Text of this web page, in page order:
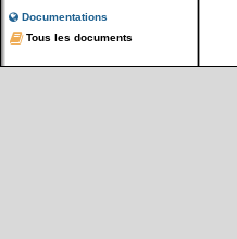
Documentations
Tous les documents